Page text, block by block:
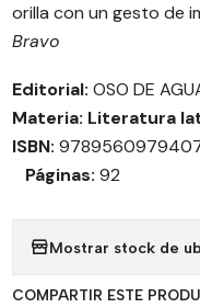
orilla con un gesto de
Bravo
Editorial: OSO DE
Materia: Literatura
ISBN:
Páginas: 92
Mostrar stock de
COMPARTIR ESTE